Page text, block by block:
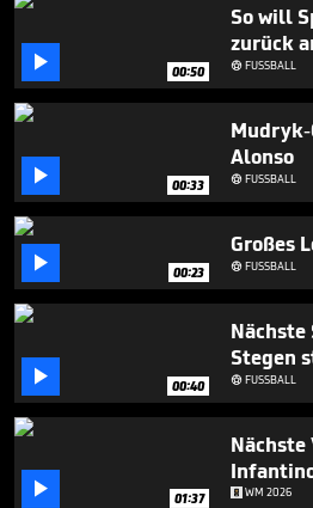
minute,
seconds
 00:50
So will
zurück
FUSSBALL
 00:33
Mudryk-
Alonso
FUSSBALL
 00:23
Großes
FUSSBALL
 00:40
Stegen
FUSSBALL
 01:37 WM 2026